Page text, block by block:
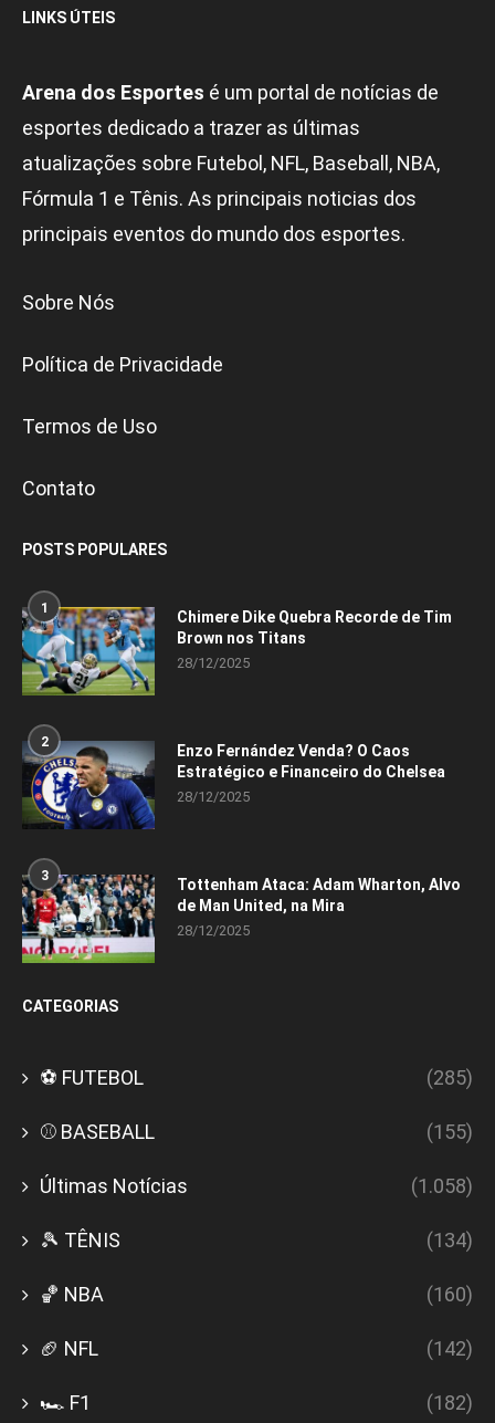
LINKS ÚTEIS
Arena dos Esportes é um portal de notícias de
esportes dedicado a trazer as últimas
atualizações sobre Futebol, NFL, Baseball, NBA,
Fórmula 1 e Tênis. As principais noticias dos
principais eventos do mundo dos esportes.
Sobre Nós
Política de Privacidade
Termos de Uso
Contato
POSTS POPULARES
1
Chimere Dike Quebra Recorde de Tim
Brown nos Titans
28/12/2025
2
Enzo Fernández Venda? O Caos
Estratégico e Financeiro do Chelsea
28/12/2025
3
Tottenham Ataca: Adam Wharton, Alvo
de Man United, na Mira
28/12/2025
CATEGORIAS
⚽ FUTEBOL (285)
⚾ BASEBALL (155)
Últimas Notícias (1.058)
🎾 TÊNIS (134)
🏀 NBA (160)
🏈 NFL (142)
🏎️ F1 (182)